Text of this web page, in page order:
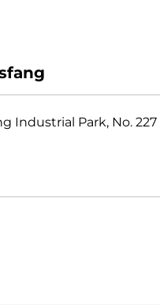
Industrial Park, No.